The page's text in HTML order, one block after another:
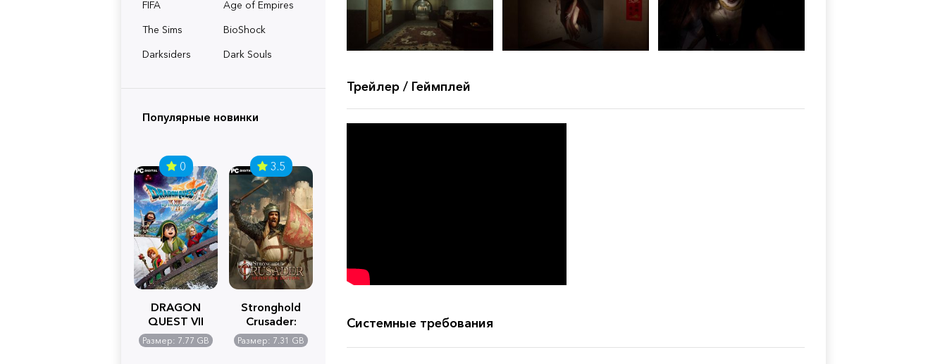
FIFA
Age of Empires
The Sims
BioShock
Darksiders
Dark Souls
Популярные новинки
0
DRAGON
QUEST VII
Reimagined
Размер: 7.77 GB
3.5
Stronghold
Crusader:
Definitive
Edition
Размер: 7.31 GB
Трейлер / Геймплей
Системные требования